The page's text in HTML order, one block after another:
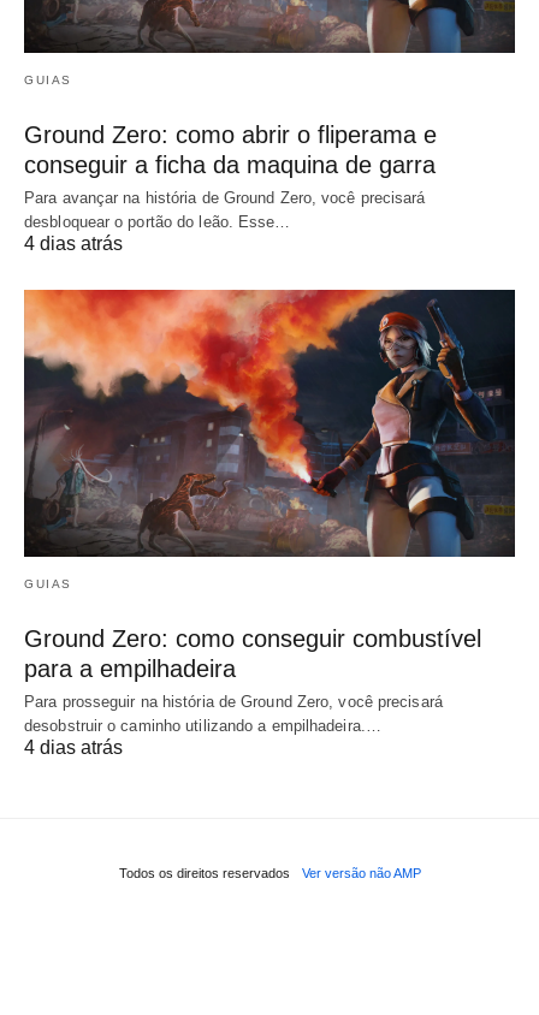
GUIAS
Ground Zero: como abrir o fliperama e
conseguir a ficha da maquina de garra
Para avançar na história de Ground Zero, você precisará
desbloquear o portão do leão. Esse…
4 dias atrás
GUIAS
Ground Zero: como conseguir combustível
para a empilhadeira
Para prosseguir na história de Ground Zero, você precisará
desobstruir o caminho utilizando a empilhadeira.…
4 dias atrás
Todos os direitos reservados Ver versão não AMP